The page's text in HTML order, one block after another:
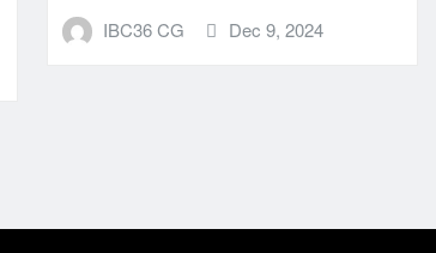
IBC36 CG Dec 9, 2024